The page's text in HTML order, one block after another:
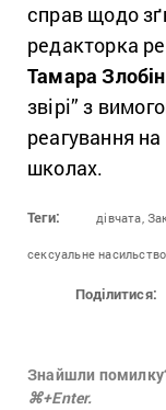
справ щодо
редакторка
Тамара
звірі” з
реагування
школах.
Теги: дівчата,
сексуальне
Поділитися:
Знайшли помилку?
⌘+Enter.